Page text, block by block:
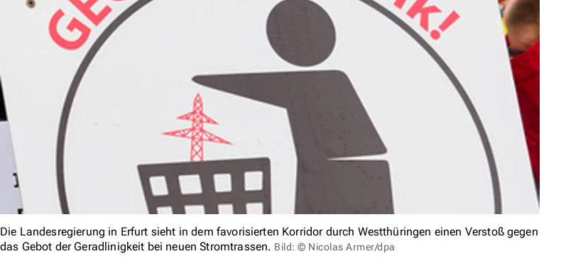
Die Landesregierung in Erfurt sieht in dem favorisierten Korridor durch Westthüringen einen Verstoß gegen
das Gebot der Geradlinigkeit bei neuen Stromtrassen. Bild: © Nicolas Armer/dpa